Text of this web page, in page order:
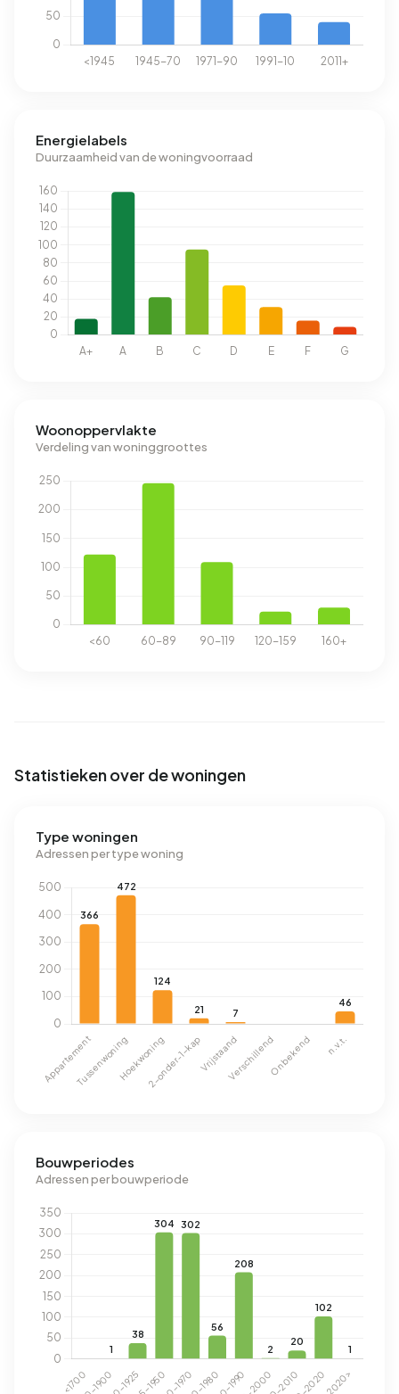
Energielabels
Duurzaamheid van de woningvoorraad
Woonoppervlakte
Verdeling van woninggroottes
Statistieken over de woningen
Type woningen
Adressen per type woning
Bouwperiodes
Adressen per bouwperiode